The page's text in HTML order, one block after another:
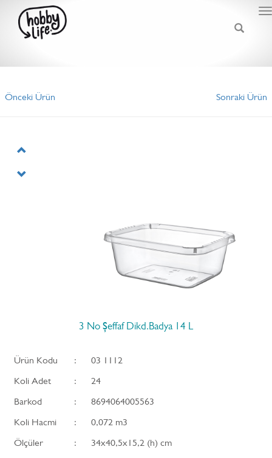
Önceki Ürün Sonraki Ürün
3 No Şeffaf Dikd.Badya 14 L
Ürün Kodu : 03 1112
Koli Adet : 24
Barkod : 8694064005563
Koli Hacmi : 0,072 m3
Ölçüler : 34x40,5x15,2 (h) cm